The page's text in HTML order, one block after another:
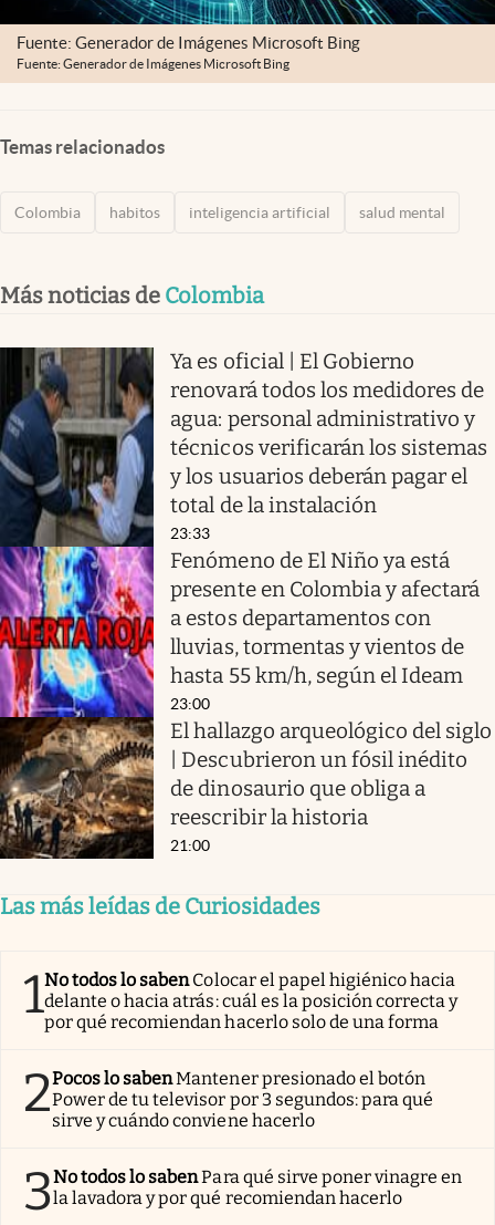
Fuente: Generador de Imágenes Microsoft Bing
Fuente: Generador de Imágenes Microsoft Bing
Temas relacionados
Colombia habitos inteligencia artificial salud mental
Más noticias de Colombia
Ya es oficial | El Gobierno
renovará todos los medidores de
agua: personal administrativo y
técnicos verificarán los sistemas
y los usuarios deberán pagar el
total de la instalación
23:33
Fenómeno de El Niño ya está
presente en Colombia y afectará
a estos departamentos con
lluvias, tormentas y vientos de
hasta 55 km/h, según el Ideam
23:00
El hallazgo arqueológico del siglo
| Descubrieron un fósil inédito
de dinosaurio que obliga a
reescribir la historia
21:00
Las más leídas de Curiosidades
1No todos lo sabenColocar el papel higiénico hacia
delante o hacia atrás: cuál es la posición correcta y
por qué recomiendan hacerlo solo de una forma
2Pocos lo sabenMantener presionado el botón
Power de tu televisor por 3 segundos: para qué
sirve y cuándo conviene hacerlo
3No todos lo sabenPara qué sirve poner vinagre en
la lavadora y por qué recomiendan hacerlo